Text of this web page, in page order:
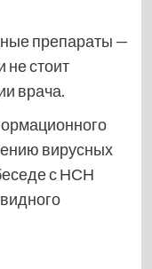
препараты —
не стоит
врача.
вирусных
с НСН